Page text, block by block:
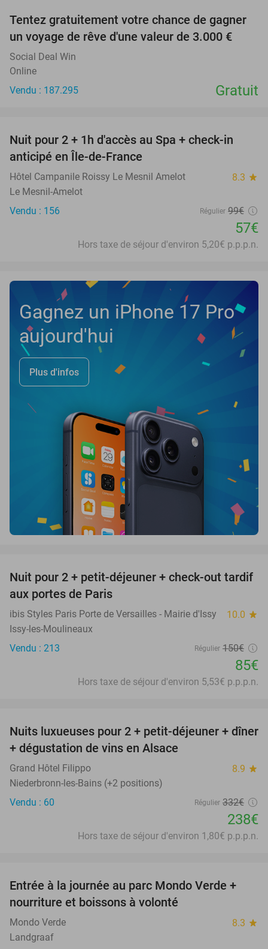
Tentez gratuitement votre chance de gagner
un voyage de rêve d'une valeur de 3.000 €
Social Deal Win
Online
Vendu : 187.295
Gratuit
42%
Nuit pour 2 + 1h d'accès au Spa + check-in
anticipé en Île-de-France
Hôtel Campanile Roissy Le Mesnil Amelot 8.3 star
Le Mesnil-Amelot
Vendu : 156
Régulier 99€
57€
Hors taxe de séjour d'environ 5,20€ p.p.p.n.
Gagnez un iPhone 17 Pro
aujourd'hui
Plus d'infos
43%
Nuit pour 2 + petit-déjeuner + check-out tardif
aux portes de Paris
ibis Styles Paris Porte de Versailles - Mairie d'Issy 10.0 star
Issy-les-Moulineaux
Vendu : 213
Régulier 150€
85€
Hors taxe de séjour d'environ 5,53€ p.p.p.n.
28%
Nuits luxueuses pour 2 + petit-déjeuner + dîner
+ dégustation de vins en Alsace
Grand Hôtel Filippo 8.9 star
Niederbronn-les-Bains (+2 positions)
Vendu : 60
Régulier 332€
238€
Hors taxe de séjour d'environ 1,80€ p.p.p.n.
25%
Entrée à la journée au parc Mondo Verde +
nourriture et boissons à volonté
Mondo Verde 8.3 star
Landgraaf